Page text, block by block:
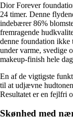
Dior Forever
24 timer. Denne
indebærer 86%
fremragende
denne foundation ikke
under varme, svedige
makeup-finish hele
En af de vigtigste
til at udjævne
Resultatet er en fejlfri
Skønhed med